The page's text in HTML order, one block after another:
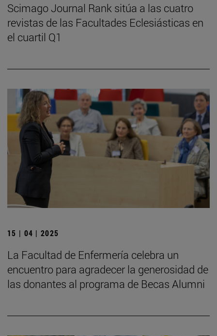
Scimago Journal Rank sitúa a las cuatro
revistas de las Facultades Eclesiásticas en
el cuartil Q1
15 | 04 | 2025
La Facultad de Enfermería celebra un
encuentro para agradecer la generosidad de
las donantes al programa de Becas Alumni